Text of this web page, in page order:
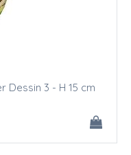
Dessin 3 - H 15 cm